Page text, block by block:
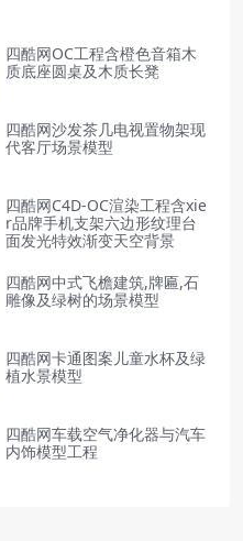
四酷网OC工程含橙色音箱木
质底座圆桌及木质长凳
四酷网沙发茶几电视置物架现
代客厅场景模型
四酷网C4D-OC渲染工程含xie
r品牌手机支架六边形纹理台
面发光特效渐变天空背景
四酷网中式飞檐建筑,牌匾,石
雕像及绿树的场景模型
四酷网卡通图案儿童水杯及绿
植水景模型
四酷网车载空气净化器与汽车
内饰模型工程